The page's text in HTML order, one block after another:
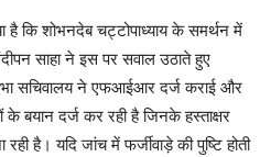
है कि शोभनदेब चट्टोपाध्याय के समर्थन में
साहा ने इस पर सवाल उठाते हुए
सचिवालय ने एफआईआर दर्ज कराई और
बयान दर्ज कर रही है जिनके हस्ताक्षर
है। यदि जांच में फर्जीवाड़े की पुष्टि होती